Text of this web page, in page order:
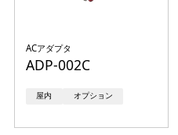
ACアダプタ
ADP-002C
屋内 オプション